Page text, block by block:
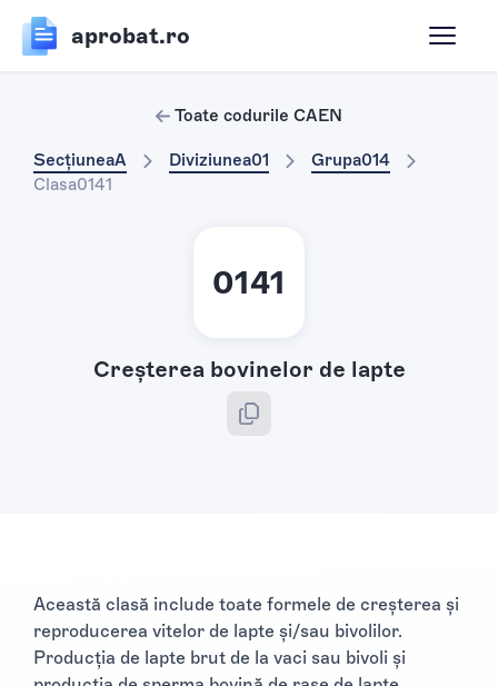
aprobat.ro
Toate codurile CAEN
SecțiuneaA Diviziunea01 Grupa014
Clasa0141
0141
Creşterea bovinelor de lapte
Această clasă include toate formele de creșterea și
reproducerea vitelor de lapte și/sau bivolilor.
Producția de lapte brut de la vaci sau bivoli și